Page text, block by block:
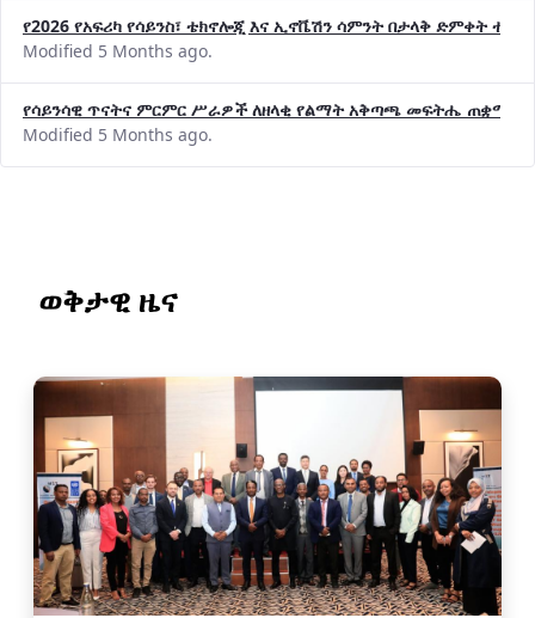
የ2026 የአፍሪካ የሳይንስ፣ ቴክኖሎጂ እና ኢኖቬሽን ሳምንት በታላቅ ድምቀት
Modified 5 Months ago.
የሳይንሳዊ ጥናትና ምርምር ሥራዎች ለዘላቂ የልማት አቅጣጫ መፍትሔ ጠቋሚ
Modified 5 Months ago.
ወቅታዊ ዜና